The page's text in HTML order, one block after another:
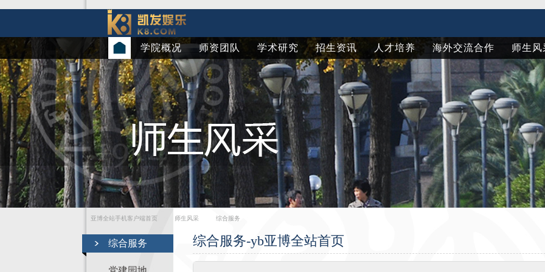
学院概况 师资团队 学术研究 招生资讯 人才培养 海外交流合作 师生风
亚博全站手机客户端首页 师生风采 综合服务
综合服务 综合服务-yb亚博全站首页